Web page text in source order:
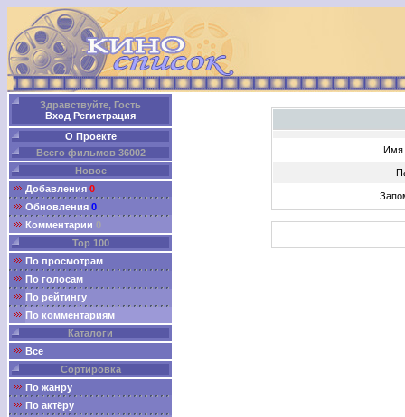
Здравствуйте, Гость
Вход Регистрация
О Проекте
Всего фильмов 36002
Новое
Добавления 0
Обновления 0
Комментарии 0
Top 100
По просмотрам
По голосам
По рейтингу
По комментариям
Каталоги
Все
Сортировка
По жанру
По актёру
Имя